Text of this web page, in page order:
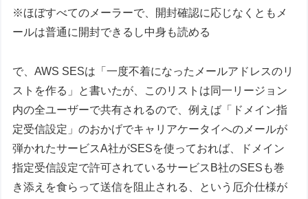
※ほぼすべてのメーラーで、開封確認に応じなくともメ
ールは普通に開封できるし中身も読める
で、AWS SESは「一度不着になったメールアドレスのリ
ストを作る」と書いたが、このリストは同一リージョン
内の全ユーザーで共有されるので、例えば「ドメイン指
定受信設定」のおかげでキャリアケータイへのメールが
弾かれたサービスA社がSESを使っておれば、ドメイン
指定受信設定で許可されているサービスB社のSESも巻
き添えを食らって送信を阻止される、という厄介仕様が